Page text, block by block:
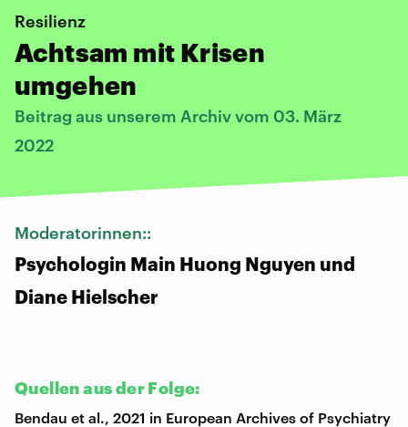
Resilienz
Achtsam mit Krisen
umgehen
Beitrag aus unserem Archiv vom 03. März
2022
Moderatorinnen::
Psychologin Main Huong Nguyen und
Diane Hielscher
Quellen aus der Folge:
Bendau et al., 2021 in European Archives of Psychiatry